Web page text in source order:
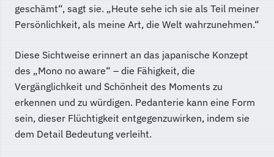
geschämt“, sagt sie. „Heute sehe ich sie als Teil meiner
Persönlichkeit, als meine Art, die Welt wahrzunehmen.“
Diese Sichtweise erinnert an das japanische Konzept
des „Mono no aware“ – die Fähigkeit, die
Vergänglichkeit und Schönheit des Moments zu
erkennen und zu würdigen. Pedanterie kann eine Form
sein, dieser Flüchtigkeit entgegenzuwirken, indem sie
dem Detail Bedeutung verleiht.